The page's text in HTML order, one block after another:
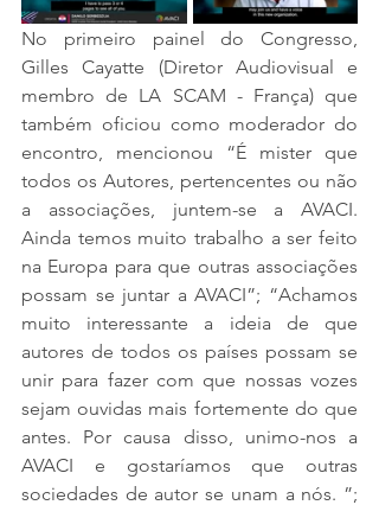
No primeiro painel do Congresso,
Gilles Cayatte (Diretor Audiovisual e
membro de LA SCAM - França) que
também oficiou como moderador do
encontro, mencionou “É mister que
todos os Autores, pertencentes ou não
a associações, juntem-se a AVACI.
Ainda temos muito trabalho a ser feito
na Europa para que outras associações
possam se juntar a AVACI”; “Achamos
muito interessante a ideia de que
autores de todos os países possam se
unir para fazer com que nossas vozes
sejam ouvidas mais fortemente do que
antes. Por causa disso, unimo-nos a
AVACI e gostaríamos que outras
sociedades de autor se unam a nós. ”;